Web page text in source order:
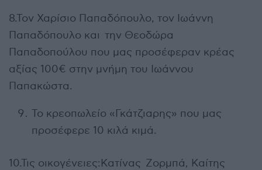
8.Τον Χαρίσιο Παπαδόπουλο, τον Ιωάννη
Παπαδόπουλο και την Θεοδώρα
Παπαδοπούλου που μας προσέφεραν κρέας
αξίας 100€ στην μνήμη του Ιωάννου
Παπακώστα.
Το κρεοπωλείο «Γκάτζιαρης» που μας
προσέφερε 10 κιλά κιμά.
10.Τις οικογένειες:Κατίνας Ζορμπά, Καίτης